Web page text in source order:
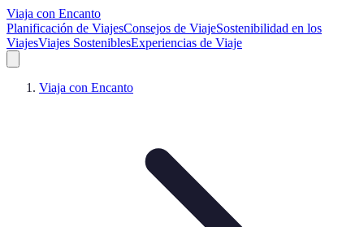
Viaja con Encanto
Planificación de ViajesConsejos de ViajeSostenibilidad en los
ViajesViajes SosteniblesExperiencias de Viaje
Viaja con Encanto